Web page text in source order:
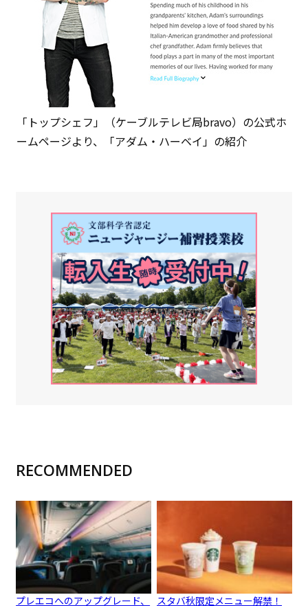
「トップシェフ」（ケーブルテレビ局bravo）の公式ホ
ームページより、「アダム・ハーベイ」の紹介
RECOMMENDED
プレエコへのアップグレード、 スタバ秋限定メニュー解禁！